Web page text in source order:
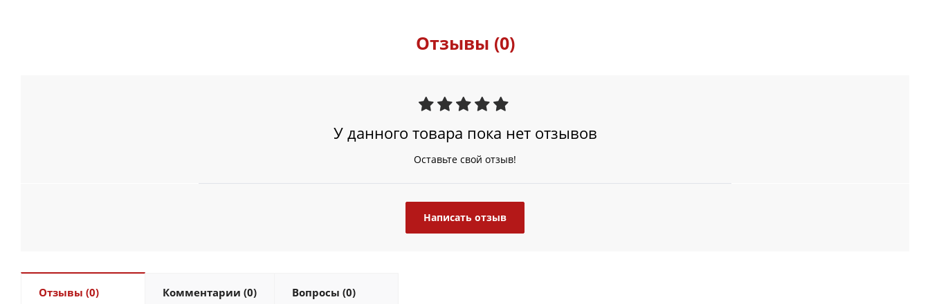
Отзывы (0)
У данного товара пока нет отзывов
Оставьте свой отзыв!
Написать отзыв
Отзывы (0) Комментарии (0) Вопросы (0)